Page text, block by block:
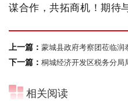
谋合作，共拓商机！期待
上一篇： 蒙城县政府考察团莅临润
下一篇： 桐城经济开发区税务分局
相关阅读